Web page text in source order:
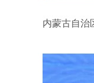
内蒙古自治